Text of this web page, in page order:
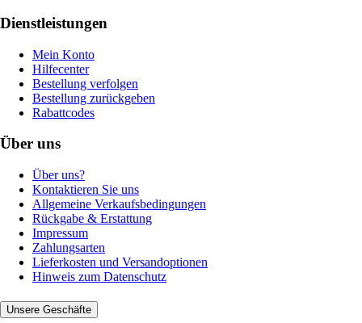
Dienstleistungen
Mein Konto
Hilfecenter
Bestellung verfolgen
Bestellung zurückgeben
Rabattcodes
Über uns
Über uns?
Kontaktieren Sie uns
Allgemeine Verkaufsbedingungen
Rückgabe & Erstattung
Impressum
Zahlungsarten
Lieferkosten und Versandoptionen
Hinweis zum Datenschutz
Unsere Geschäfte